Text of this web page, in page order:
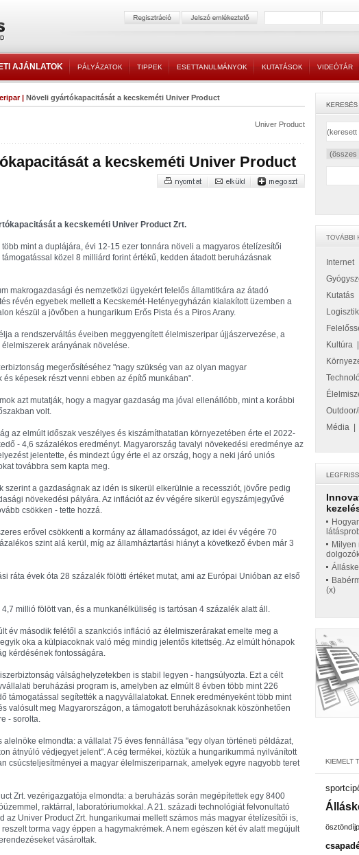
AJÁNLATOK PÁLYÁZATOK TIPPEK ESETTANULMÁNYOK KUTATÁSOK VIDEÓTÁR
| Növeli gyártókapacitását a kecskeméti Univer Product
Univer Product
a kecskeméti Univer Product
a kecskeméti Univer Product Zrt.
mint a duplájára, évi 12-15 ezer tonnára növeli a magyaros ételízesítői
közel 8 milliárd forint értékű, kedden átadott beruházásnak
makrogazdasági és nemzetközi ügyekért felelős államtitkára az átadó
révén egyebek mellett a Kecskemét-Hetényegyházán kialakított üzemben a
készül a jövőben a hungarikum Erős Pista és a Piros Arany.
a rendszerváltás éveiben meggyengített élelmiszeripar újjászervezése, a
arányának növelése.
megerősítéséhez "nagy szükség van az olyan magyar
képesek részt venni ebben az építő munkában".
azt mutatják, hogy a magyar gazdaság ma jóval ellenállóbb, mint a korábbi
volt.
az elmúlt időszak veszélyes és kiszámíthatatlan környezetében érte el 2022-
- 4,6 százalékos eredményt. Magyarország tavalyi növekedési eredménye az
jelentette, és mindezt úgy érte el az ország, hogy a neki járó uniós
továbbra sem kapta meg.
szerint a gazdaságnak az idén is sikerül elkerülnie a recessziót, jövőre pedig
növekedési pályára. Az inflációt az év végére sikerül egyszámjegyűvé
csökken - tette hozzá.
erővel csökkenti a kormány az államadósságot, az idei év végére 70
szint alá kerül, míg az államháztartási hiányt a következő évben már 3
ráta évek óta 28 százalék fölötti értéket mutat, ami az Európai Unióban az első
millió fölött van, és a munkanélküliség is tartósan 4 százalék alatt áll.
év második felétől a szankciós infláció az élelmiszerárakat emelte meg a
oka a külpiacoknak való még mindig jelentős kitettség. Az elmúlt hónapok
kérdésének fontosságára.
válsághelyzetekben is stabil legyen - hangsúlyozta. Ezt a célt
beruházási program is, amelyben az elmúlt 8 évben több mint 226
támogatással segítették a nagyvállalatokat. Ennek eredményeként több mint
valósult meg Magyarországon, a támogatott beruházásoknak köszönhetően
- sorolta.
alelnöke elmondta: a vállalat 75 éves fennállása "egy olyan történeti példázat,
átnyúló védjegyet jelent". A cég termékei, köztük a hungarikummá nyilvánított
csúcsteljesítményei a magyar élelmiszeriparnak, amelyek egyre nagyobb teret
Zrt. vezérigazgatója elmondta: a beruházás során megépítettek egy 8400
raktárral, laboratóriumokkal. A 21. századi technológiát felvonultató
az Univer Product Zrt. hungarikumai mellett számos más magyar ételízesítői is,
torma vagy éppen a hagymakrémek. A nem egészen két év alatt megújult
vásároltak.
Internet|
Kutatás
Kultúra
Média
Milyen
(x)